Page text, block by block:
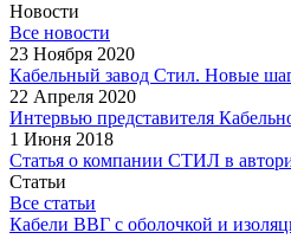
Новости
Все новости
23 Ноября 2020
Кабельный завод Стил. Новые
22 Апреля 2020
Интервью представителя
1 Июня 2018
Статья о компании СТИЛ в
Статьи
Все статьи
Кабели ВВГ с оболочкой и